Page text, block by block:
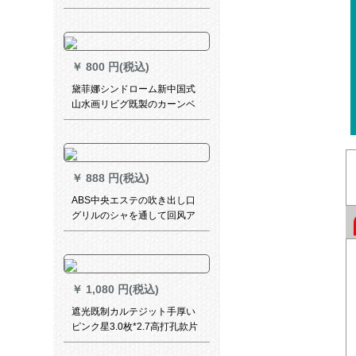
ダテーンの個性的なイラスト
電气的カーテーン完全遮光生
地毎平方オーダテにお聞きし
ます。
￥ 800 円(税込)
黛菲娜シンドローム新中国式
山水画リビグ既製のカーンベ
ルダー寝室のサンバザック布
ン8516-半遮光布-打孔オーダ
ンンン【何メトで何枚撮りま
すか？】
￥ 888 円(税込)
ABS中央エステの吹き出し口
グリルのシャを通して回风ア
ルミン検査修理口オーダダコ
X 300
￥ 1,080 円(税込)
遮光既制カルテジット手厚い
ピンク星3.0枚*2.7高打孔款片